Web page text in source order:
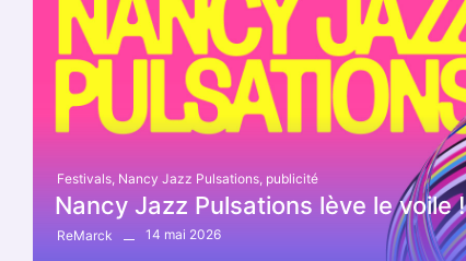
Festivals, Nancy Jazz Pulsations, publicité
Nancy Jazz Pulsations lève le voile !
ReMarck 14 mai 2026